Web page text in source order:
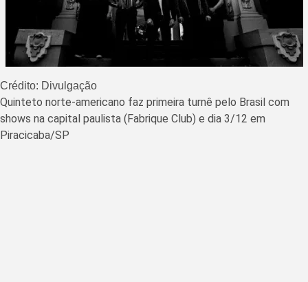
Crédito: Divulgação
Quinteto norte-americano faz primeira turnê pelo Brasil com
shows na capital paulista (Fabrique Club) e dia 3/12 em
Piracicaba/SP